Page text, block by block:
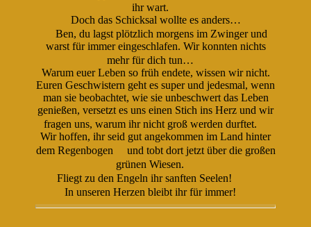
ihr wart.
Doch das Schicksal wollte es anders…
Ben, du lagst plötzlich morgens im Zwinger und
warst für immer eingeschlafen. Wir konnten nichts
mehr für dich tun…
Warum euer Leben so früh endete, wissen wir nicht.
Euren Geschwistern geht es super und jedesmal, wenn
man sie beobachtet, wie sie unbeschwert das Leben
genießen, versetzt es uns einen Stich ins Herz und wir
fragen uns, warum ihr nicht groß werden durftet.
Wir hoffen, ihr seid gut angekommen im Land hinter
dem Regenbogen
und tobt dort jetzt über die großen
grünen Wiesen.
Fliegt zu den Engeln ihr sanften Seelen!
In unseren Herzen bleibt ihr für immer!